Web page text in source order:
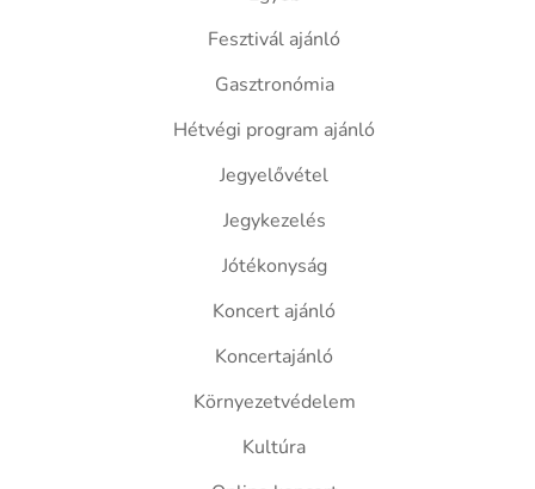
Fesztivál ajánló
Gasztronómia
Hétvégi program ajánló
Jegyelővétel
Jegykezelés
Jótékonyság
Koncert ajánló
Koncertajánló
Környezetvédelem
Kultúra